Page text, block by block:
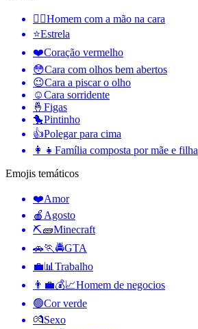
🤦‍♂️Homem com a mão na cara
⭐Estrela
❤️Coração vermelho
😳Cara com olhos bem abertos
😉Cara a piscar o olho
☺️Cara sorridente
🤞 Figas
🐤Pintinho
👍Polegar para cima
👩‍👧 Família composta por mãe e filha
Emojis temáticos
❤️Amor
🍎 Agosto
⛏🧱Minecraft
🚗🏃🚔GTA
💼📊 Trabalho
👨‍💼💰📈Homem de negocios
🟢Cor verde
💏Sexo